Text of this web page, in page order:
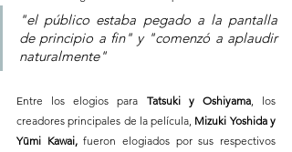
"el público estaba pegado a la pantalla
de principio a fin" y "comenzó a aplaudir
naturalmente"
Entre los elogios para Tatsuki y Oshiyama, los
creadores principales de la película, Mizuki Yoshida y
Yūmi Kawai, fueron elogiados por sus respectivos